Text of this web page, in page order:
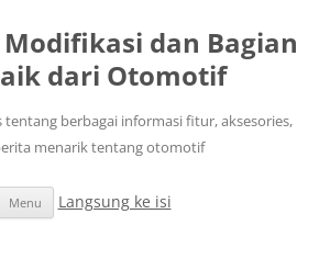
dan Bagian
dari Otomotif
tentang berbagai informasi fitur, aksesories,
menarik tentang otomotif
Menu Langsung ke isi